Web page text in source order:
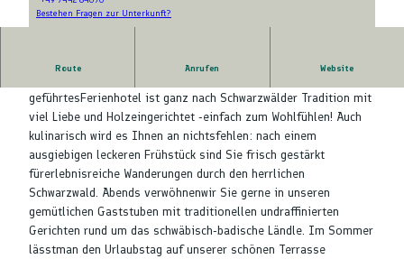
© Hotel Gasthof Falken
a
l
k
e
n
Bestehen Fragen zur Unterkunft?
Route Anrufen Website
geführtesFerienhotel ist ganz nach Schwarzwälder Tradition mit
viel Liebe und Holzeingerichtet -einfach zum Wohlfühlen! Auch
kulinarisch wird es Ihnen an nichtsfehlen: nach einem
ausgiebigen leckeren Frühstück sind Sie frisch gestärkt
fürerlebnisreiche Wanderungen durch den herrlichen
Schwarzwald. Abends verwöhnenwir Sie gerne in unseren
gemütlichen Gaststuben mit traditionellen undraffinierten
Gerichten rund um das schwäbisch-badische Ländle. Im Sommer
lässtman den Urlaubstag auf unserer schönen Terrasse